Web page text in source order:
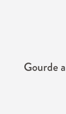
Gourde